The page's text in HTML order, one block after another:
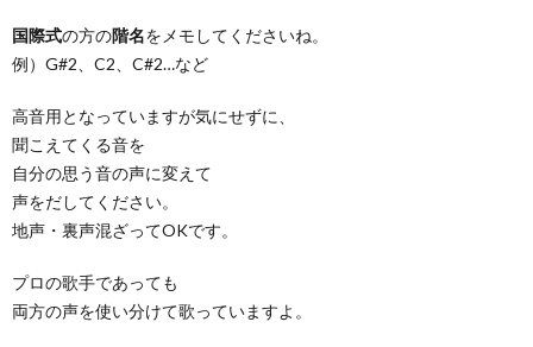
国際式の方の階名をメモしてくださいね。
例）G#2、C2、C#2…など
高音用となっていますが気にせずに、
聞こえてくる音を
自分の思う音の声に変えて
声をだしてください。
地声・裏声混ざってOKです。
プロの歌手であっても
両方の声を使い分けて歌っていますよ。